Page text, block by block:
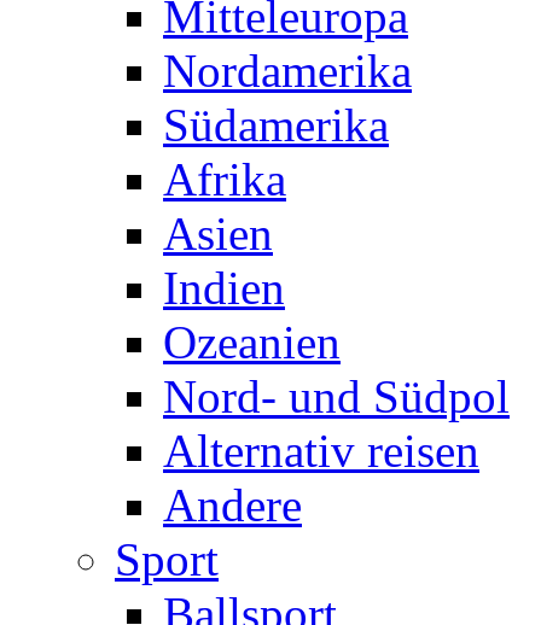
Mitteleuropa
Nordamerika
Südamerika
Afrika
Asien
Indien
Ozeanien
Nord- und Südpol
Alternativ reisen
Andere
Sport
Ballsport